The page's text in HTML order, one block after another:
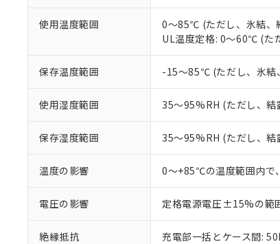
使用温度範囲
0～85℃ (ただし、氷結、
UL温度定格: 0～60℃ (た
保存温度範囲 -15～85℃ (ただし、氷結
使用湿度範囲 35～95%RH (ただし、結
保存湿度範囲 35～95%RH (ただし、結
温度の影響 0～+85℃の温度範囲内
電圧の影響 定格電源電圧±15%の範
絶縁抵抗 充電部一括とケース間:
のであ
い。
正式な
当社販
オムロ
在庫
マイ
ている
お客様
が、当
さい。
※当社
いる法
但し、RoHS指
フタル酸エステ
※2 対応予
部品在庫の
下記の非含
EU RoHS指
51物質の非
*中国RoHS10
Pb(鉛)
Cr(Ⅵ)(六価クロ
DBP(フタル酸
※2 環境保
「ｅ」：有
「10」：通
「－」：未
ます。
当社は
置等に
当社は
また当
たしま
号
○ 一
△ 一
－
在
機
空
白
受